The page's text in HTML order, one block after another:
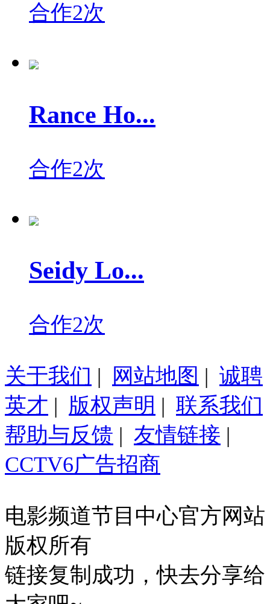
合作2次
Rance Ho...
合作2次
Seidy Lo...
合作2次
关于我们 | 网站地图 | 诚聘
英才 | 版权声明 | 联系我们
帮助与反馈 | 友情链接 |
CCTV6广告招商
电影频道节目中心官方网站
版权所有
链接复制成功，快去分享给